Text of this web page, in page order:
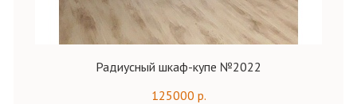
Радиусный шкаф-купе №2022
125000 р.